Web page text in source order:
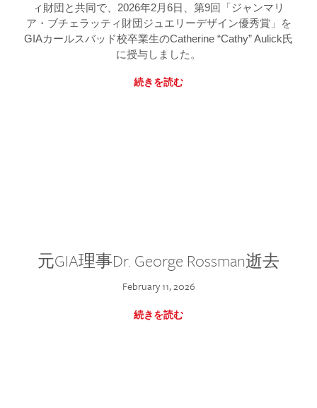
ィ財団と共同で、2026年2月6日、第9回「ジャンマリ
ア・ブチェラッティ財団ジュエリーデザイン優秀賞」を
GIAカールスバッド校卒業生のCatherine “Cathy” Aulick氏
に授与しました。
続きを読む
元GIA理事Dr. George Rossman逝去
February 11, 2026
続きを読む